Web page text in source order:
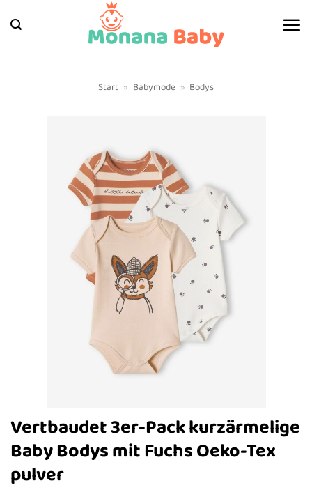
Inhalt
springen
Start » Babymode » Bodys
Vertbaudet 3er-Pack kurzärmelige
Baby Bodys mit Fuchs Oeko-Tex
pulver